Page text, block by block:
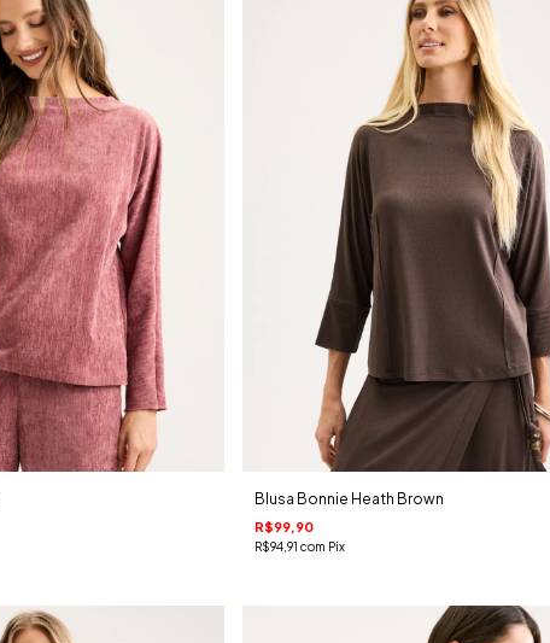
Blusa Bonnie Heath Brown
R$99,90
R$94,91 com Pix